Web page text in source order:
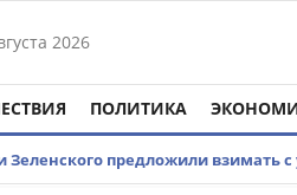
2026
ПОЛИТИКА
Зеленского предложили взимать